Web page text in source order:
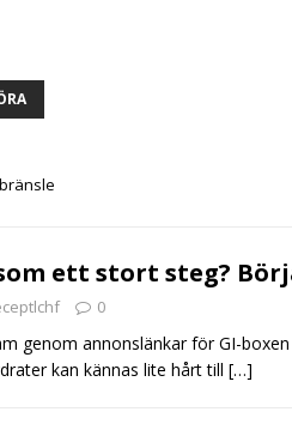
ett stort steg?
0
genom annonslänkar för GI-
kan kännas lite hårt till […]